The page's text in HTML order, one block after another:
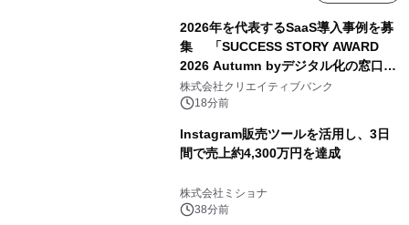
2026年を代表するSaaS導入事例を募
集 「SUCCESS STORY AWARD
2026 Autumn byデジタル化の窓口」
開催
株式会社クリエイティブバンク
18分前
Instagram販売ツールを活用し、3日
間で売上約4,300万円を達成
株式会社ミショナ
38分前